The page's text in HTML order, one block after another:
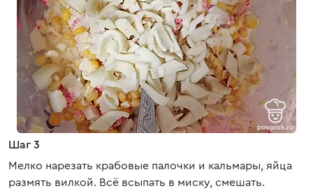
Шаг 3
Мелко нарезать крабовые палочки и кальмары, яйца
размять вилкой. Всё всыпать в миску, смешать.